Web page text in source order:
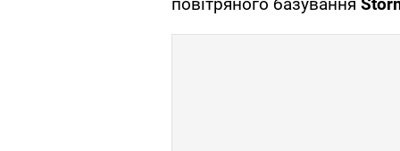
повітряного базування